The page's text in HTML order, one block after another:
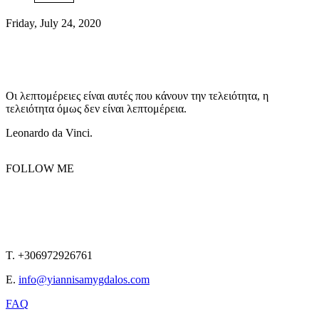
Friday, July 24, 2020
Οι λεπτομέρειες είναι αυτές που κάνουν την τελειότητα, η
τελειότητα όμως δεν είναι λεπτομέρεια.
Leonardo da Vinci.
FOLLOW ME
T. +306972926761
E. info@yiannisamygdalos.com
FAQ